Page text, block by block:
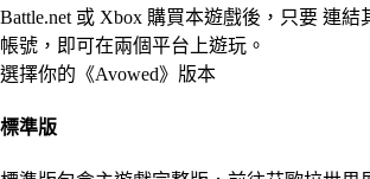
Battle.net 或 Xbox 購買本遊戲後，只要 連結
帳號，即可在兩個平台上遊玩 。
選擇你的《Avowed》版本
標準版